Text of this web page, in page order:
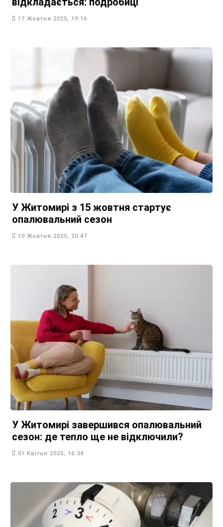
17 Жовтня 2025, 19:16
У Житомирі з 15 жовтня стартує
опалювальний сезон
10 Жовтня 2025, 20:47
У Житомирі завершився опалювальний
сезон: де тепло ще не відключили?
01 Квітня 2025, 16:34